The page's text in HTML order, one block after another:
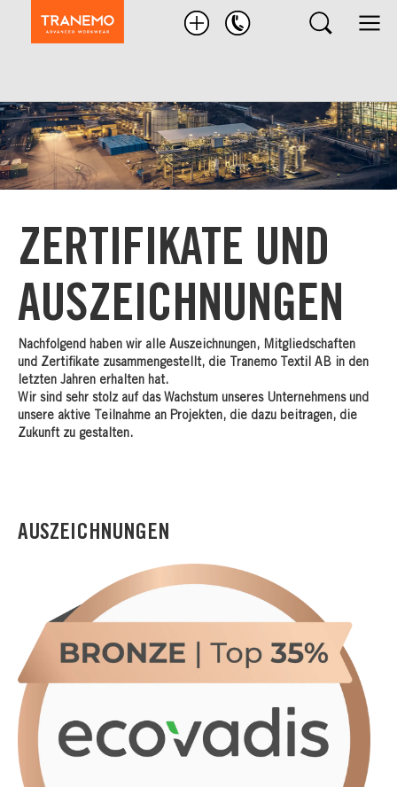
Produkten
ZERTIFIKATE UND
AUSZEICHNUNGEN
Nachfolgend haben wir alle Auszeichnungen, Mitgliedschaften
und Zertifikate zusammengestellt, die Tranemo Textil AB in den
letzten Jahren erhalten hat.
Wir sind sehr stolz auf das Wachstum unseres Unternehmens und
unsere aktive Teilnahme an Projekten, die dazu beitragen, die
Zukunft zu gestalten.
AUSZEICHNUNGEN